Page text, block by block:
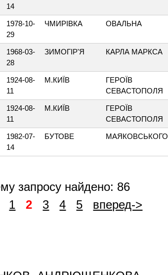
14
1978-10-
29
ЧМИРІВКА ОВАЛЬНА
1968-03-
28
ЗИМОГІР'Я КАРЛА МАРКСА
1924-08-
11
М.КИЇВ
ГЕРОЇВ
СЕВАСТОПОЛЯ
1924-08-
11
М.КИЇВ
ГЕРОЇВ
СЕВАСТОПОЛЯ
1982-07-
14
БУТОВЕ МАЯКОВСЬКОГО
запросу найдено: 86
1 2 3 4 5 вперед->